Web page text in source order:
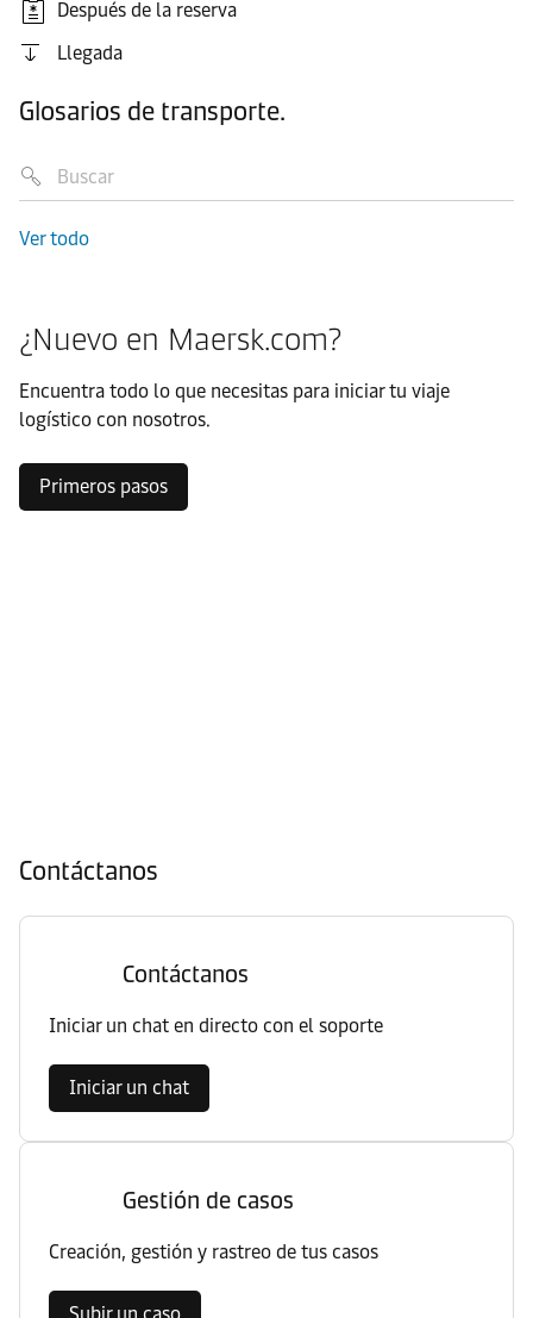
Después de la reserva
Llegada
Glosarios de transporte.
Ver todo
¿Nuevo en Maersk.com?
Encuentra todo lo que necesitas para iniciar tu viaje
logístico con nosotros.
Primeros pasos
Contáctanos
Contáctanos
Iniciar un chat en directo con el soporte
Iniciar un chat
Gestión de casos
Creación, gestión y rastreo de tus casos